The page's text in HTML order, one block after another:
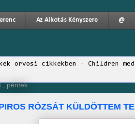
Az Alkotás Kényszere @
orvosi cikkekben - Children
péntek
RÓZSÁT KÜLDÖTTEM